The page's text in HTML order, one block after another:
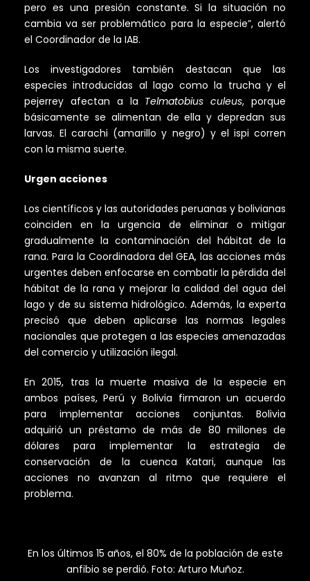
pero es una presión constante. Si la situación no
cambia va ser problemático para la especie”, alertó
el Coordinador de la IAB.
Los investigadores también destacan que las
especies introducidas al lago como la trucha y el
pejerrey afectan a la Telmatobius culeus, porque
básicamente se alimentan de ella y depredan sus
larvas. El carachi (amarillo y negro) y el ispi corren
con la misma suerte.
Urgen acciones
Los científicos y las autoridades peruanas y bolivianas
coinciden en la urgencia de eliminar o mitigar
gradualmente la contaminación del hábitat de la
rana. Para la Coordinadora del GEA, las acciones más
urgentes deben enfocarse en combatir la pérdida del
hábitat de la rana y mejorar la calidad del agua del
lago y de su sistema hidrológico. Además, la experta
precisó que deben aplicarse las normas legales
nacionales que protegen a las especies amenazadas
del comercio y utilización ilegal.
En 2015, tras la muerte masiva de la especie en
ambos países, Perú y Bolivia firmaron un acuerdo
para implementar acciones conjuntas. Bolivia
adquirió un préstamo de más de 80 millones de
dólares para implementar la estrategia de
conservación de la cuenca Katari, aunque las
acciones no avanzan al ritmo que requiere el
problema.
En los últimos 15 años, el 80% de la población de este
anfibio se perdió. Foto: Arturo Muñoz.